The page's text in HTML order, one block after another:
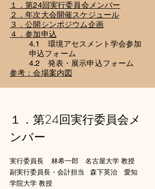
１．第24回実行委員会メンバー
２．年次大会開催スケジュール
３．公開シンポジウム企画
４．参加申込
4.1 環境アセスメント学会参加
申込フォーム
4.2 発表・展示申込フォーム
参考：会場案内図
１．第24回実行委員会メ
ンバー
実行委員長 林希一郎 名古屋大学 教授
副実行委員長・会計担当 森下英治 愛知
学院大学 教授